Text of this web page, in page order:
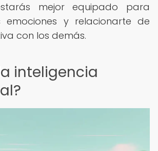
mejor equipado para
emociones y relacionarte de
con los demás.
inteligencia